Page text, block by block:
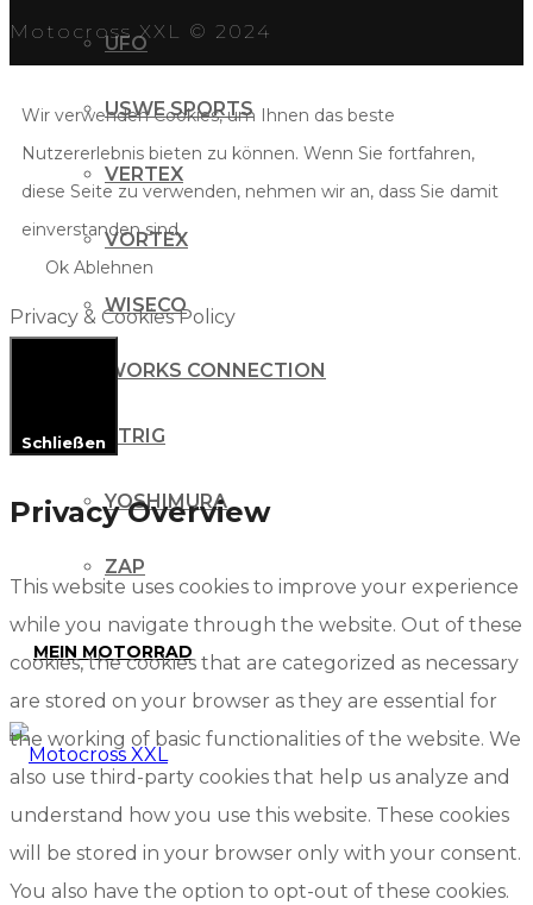
UFO
USWE SPORTS
VERTEX
VORTEX
WISECO
WORKS CONNECTION
XTRIG
YOSHIMURA
ZAP
MEIN MOTORRAD
Motocross XXL © 2024
Wir verwenden Cookies, um Ihnen das beste
Nutzererlebnis bieten zu können. Wenn Sie fortfahren,
diese Seite zu verwenden, nehmen wir an, dass Sie damit
einverstanden sind.
Ok Ablehnen
Privacy & Cookies Policy
Schließen
Privacy Overview
This website uses cookies to improve your experience
while you navigate through the website. Out of these
cookies, the cookies that are categorized as necessary
are stored on your browser as they are essential for
the working of basic functionalities of the website. We
also use third-party cookies that help us analyze and
understand how you use this website. These cookies
will be stored in your browser only with your consent.
You also have the option to opt-out of these cookies.